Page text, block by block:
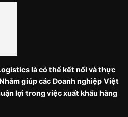
là có thể kết nối và thực
giúp các Doanh nghiệp Việt
lợi trong việc xuất khẩu hàng